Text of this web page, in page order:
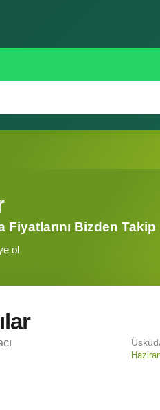
Fiyatlarını Bizden Takip
ol